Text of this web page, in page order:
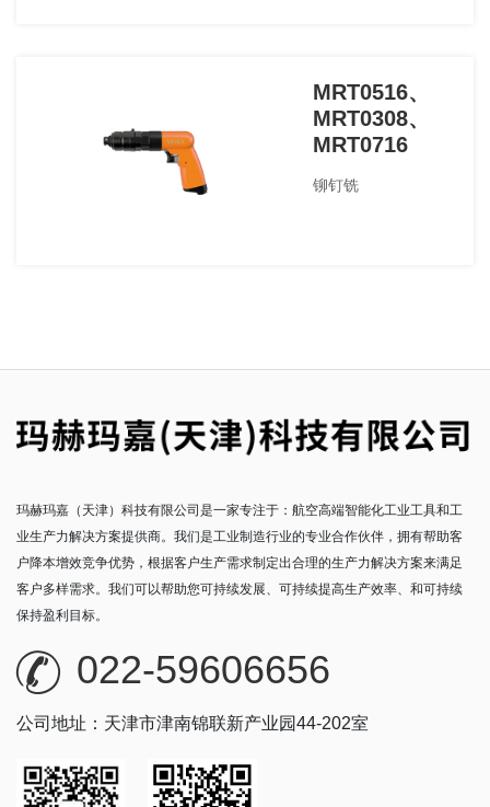
MRT0516、
MRT0308、
MRT0716
铆钉铣
玛赫玛嘉（天津）科技有限公司是一家专注于：航空高端智能化工业工具和工
业生产力解决方案提供商。我们是工业制造行业的专业合作伙伴，拥有帮助客
户降本增效竞争优势，根据客户生产需求制定出合理的生产力解决方案来满足
客户多样需求。我们可以帮助您可持续发展、可持续提高生产效率、和可持续
保持盈利目标。
022-59606656
公司地址：天津市津南锦联新产业园44-202室